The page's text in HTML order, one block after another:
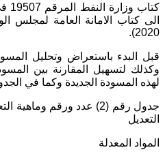
2020).
قبل البدء باستعراض وتحليل
وكذلك لتسهيل المقارنة بين
لهذه المسودة الجديدة وكما في
جدول رقم (2) عدد ورقم
التعديل
المواد المعدلة